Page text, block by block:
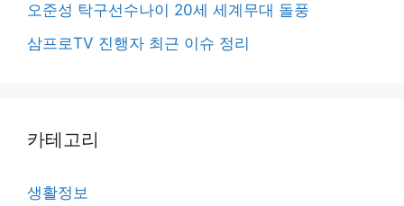
오준성 탁구선수나이 20세 세계무대 돌풍
삼프로TV 진행자 최근 이슈 정리
카테고리
생활정보